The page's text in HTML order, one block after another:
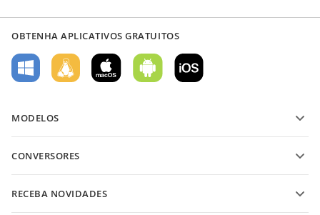
OBTENHA APLICATIVOS GRATUITOS
MODELOS
Modelos de documentos de texto
CONVERSORES
Converter planilhas
RECEBA NOVIDADES